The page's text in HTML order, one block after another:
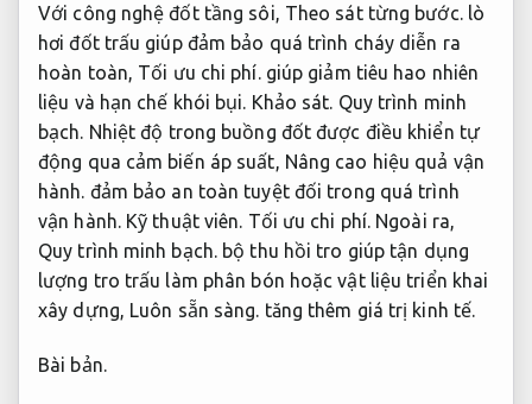
Với công nghệ đốt tầng sôi, Theo sát từng bước.lò
hơi đốt trấu giúp đảm bảo quá trình cháy diễn ra
hoàn toàn, Tối ưu chi phí.giúp giảm tiêu hao nhiên
liệu và hạn chế khói bụi. Khảo sát. Quy trình minh
bạch. Nhiệt độ trong buồng đốt được điều khiển tự
động qua cảm biến áp suất, Nâng cao hiệu quả vận
hành. đảm bảo an toàn tuyệt đối trong quá trình
vận hành. Kỹ thuật viên. Tối ưu chi phí. Ngoài ra,
Quy trình minh bạch. bộ thu hồi tro giúp tận dụng
lượng tro trấu làm phân bón hoặc vật liệu triển khai
xây dựng, Luôn sẵn sàng. tăng thêm giá trị kinh tế.
Bài bản.